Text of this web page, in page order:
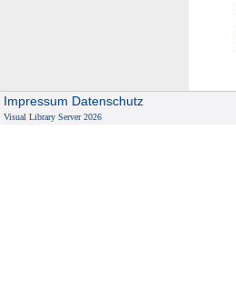
Impressum Datenschutz
Visual Library Server 2026